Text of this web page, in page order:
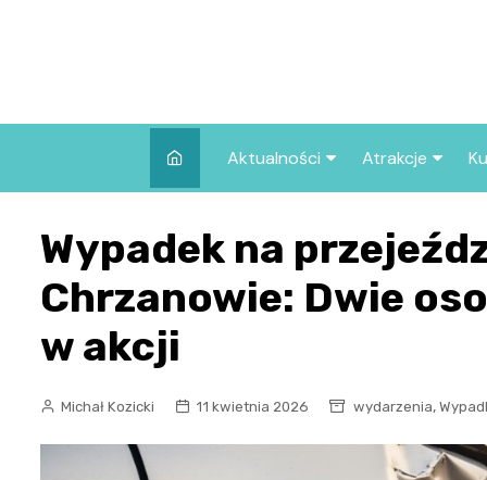
Aktualności
Wszystkie wpisy
Atrakcje
we Wrocławiu
Co warto
Wrocławiu?
Wypadek na
Chrzanowie: Dwie
w akcji
Michał Kozicki 11 kwietnia 2026 wydarzenia,